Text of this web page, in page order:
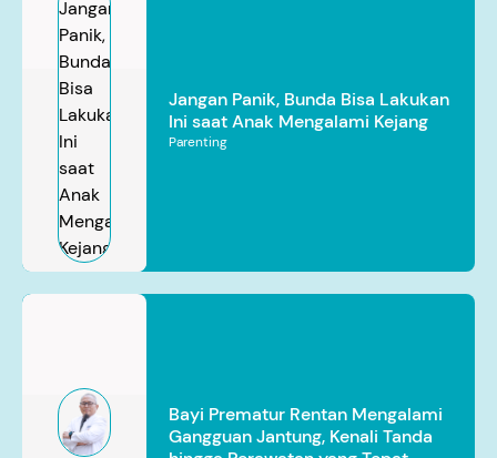
Jangan Panik, Bunda Bisa Lakukan
Ini saat Anak Mengalami Kejang
Parenting
Bayi Prematur Rentan Mengalami
Gangguan Jantung, Kenali Tanda